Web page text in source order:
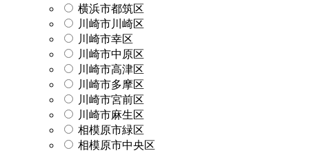
横浜市都筑区
川崎市川崎区
川崎市幸区
川崎市中原区
川崎市高津区
川崎市多摩区
川崎市宮前区
川崎市麻生区
相模原市緑区
相模原市中央区